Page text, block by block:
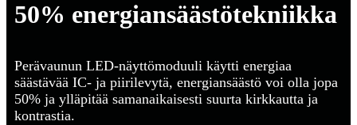
50% energiansäästötekniikka
Perävaunun LED-näyttömoduuli käytti energiaa
säästävää IC- ja piirilevytä, energiansäästö voi olla jopa
50% ja ylläpitää samanaikaisesti suurta kirkkautta ja
kontrastia.